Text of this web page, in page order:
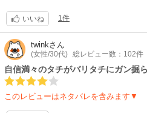
いいね 1件
twinkさん
(女性/30代) 総レビュー数：102件
自信満々のタチがバリタチにガン掘
このレビューはネタバレを含みます▼